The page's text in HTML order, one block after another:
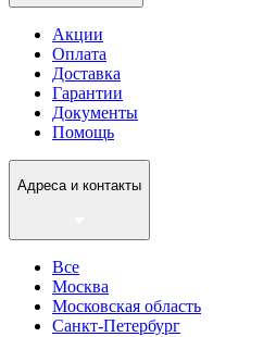
Акции
Оплата
Доставка
Гарантии
Документы
Помощь
Адреса и контакты
Все
Москва
Московская область
Санкт-Петербург